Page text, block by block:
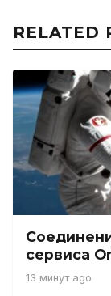
RELATED
сервиса
13 минут ago